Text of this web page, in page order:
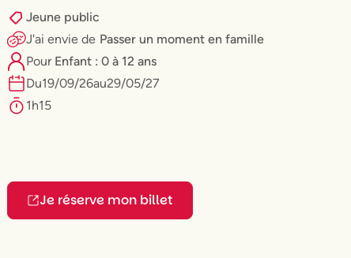
Jeune public
J'ai envie de Passer un moment en famille
Pour Enfant : 0 à 12 ans
Du19/09/26au29/05/27
1h15
Je réserve mon billet